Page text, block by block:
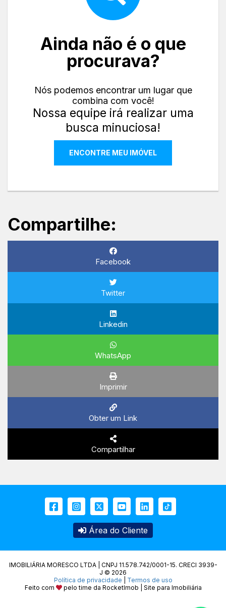
Ainda não é o que
procurava?
Nós podemos encontrar um lugar que
combina com você!
Nossa equipe irá realizar uma
busca minuciosa!
ENCONTRE MEU IMÓVEL
Compartilhe:
Facebook
Twitter
Linkedin
WhatsApp
Imprimir
Obter um Link
Compartilhar
Área do Cliente
IMOBILIÁRIA MORESCO LTDA | CNPJ 11.578.742/0001-15. CRECI 3939-
J © 2026
Política de privacidade
Termos de uso
Feito com
pelo time da RocketImob | Site para Imobiliária